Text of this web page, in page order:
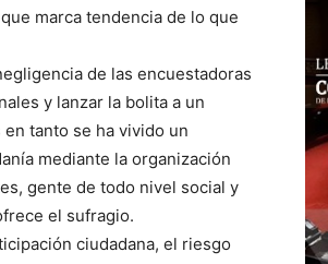
marca tendencia de lo que
de las encuestadoras
y lanzar la bolita a un
tanto se ha vivido un
mediante la organización
gente de todo nivel social y
el sufragio.
ciudadana, el riesgo